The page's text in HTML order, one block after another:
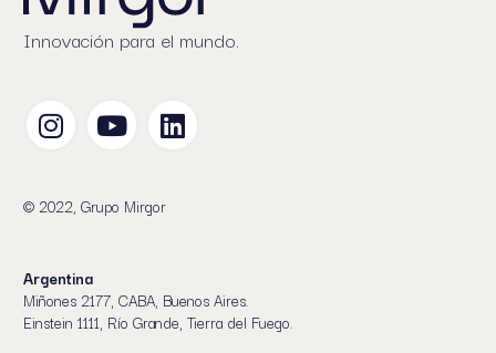
Innovación para el mundo.
© 2022, Grupo Mirgor
Argentina
Miñones 2177, CABA, Buenos Aires.
Einstein 1111, Río Grande, Tierra del Fuego.